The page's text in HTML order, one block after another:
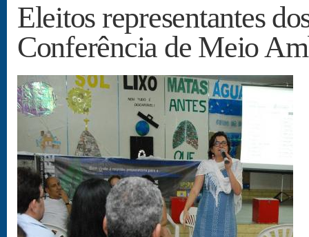
Eleitos representantes
Conferência de Meio